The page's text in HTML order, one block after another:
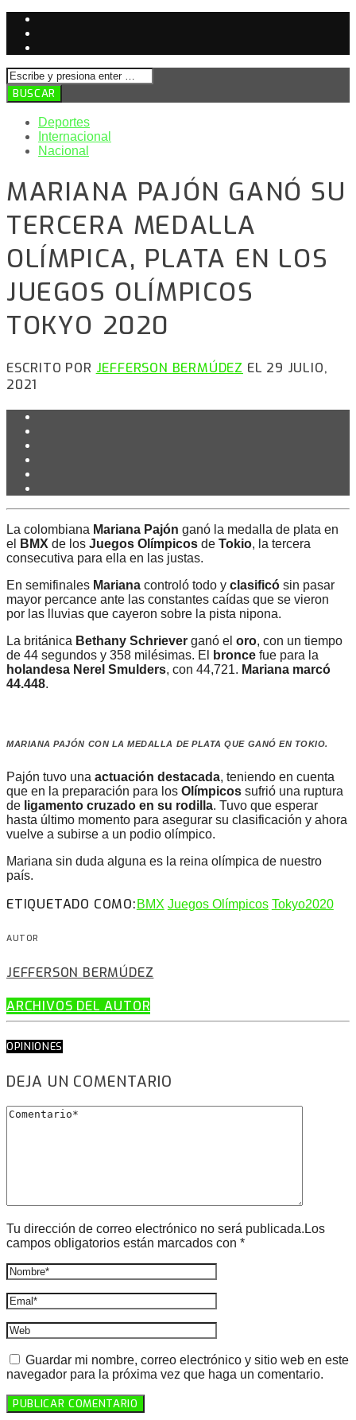
Deportes
Internacional
Nacional
MARIANA PAJÓN GANÓ SU
TERCERA MEDALLA
OLÍMPICA, PLATA EN LOS
JUEGOS OLÍMPICOS
TOKYO 2020
ESCRITO POR JEFFERSON BERMÚDEZ EL 29 JULIO,
2021
La colombiana Mariana Pajón ganó la medalla de plata en
el
BMX de los Juegos Olímpicos de Tokio, la tercera
consecutiva para ella en las justas.
En semifinales Mariana controló todo y clasificó sin pasar
mayor percance ante las constantes caídas que se vieron
por las lluvias que cayeron sobre la pista nipona.
La británica Bethany Schriever ganó el oro, con un tiempo
de 44 segundos y 358 milésimas. El
bronce fue para la
holandesa Nerel Smulders, con 44,721. Mariana marcó
44.448.
MARIANA PAJÓN CON LA MEDALLA DE PLATA QUE GANÓ EN TOKIO.
Pajón tuvo una actuación destacada, teniendo en cuenta
que en la preparación para los Olímpicos sufrió una ruptura
de ligamento cruzado en su rodilla. Tuvo que esperar
hasta último momento para asegurar su clasificación y ahora
vuelve a subirse a un podio olímpico.
Mariana sin duda alguna es la reina olímpica de nuestro
país.
ETIQUETADO COMO: BMX Juegos Olímpicos Tokyo2020
AUTOR
JEFFERSON BERMÚDEZ
ARCHIVOS DEL AUTOR
OPINIONES
DEJA UN COMENTARIO
Tu dirección de correo electrónico no será publicada.Los
campos obligatorios están marcados con *
Guardar mi nombre, correo electrónico y sitio web en este
navegador para la próxima vez que haga un comentario.